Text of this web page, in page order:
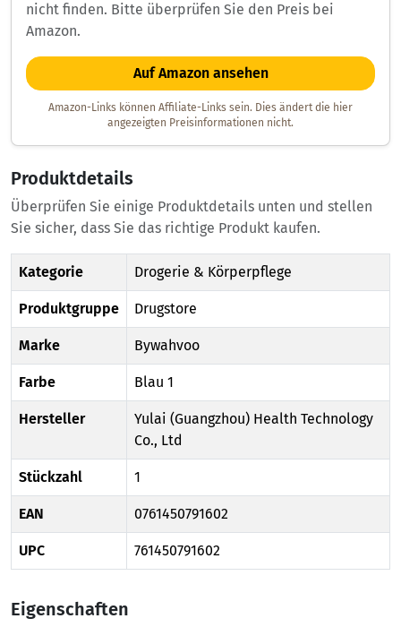
nicht finden. Bitte überprüfen Sie den Preis bei
Amazon.
Auf Amazon ansehen
Amazon-Links können Affiliate-Links sein. Dies ändert die hier
angezeigten Preisinformationen nicht.
Produktdetails
Überprüfen Sie einige Produktdetails unten und stellen
Sie sicher, dass Sie das richtige Produkt kaufen.
Kategorie Drogerie & Körperpflege
Produktgruppe Drugstore
Marke Bywahvoo
Farbe Blau 1
Hersteller
Yulai (Guangzhou) Health Technology
Co., Ltd
Stückzahl 1
EAN 0761450791602
UPC 761450791602
Eigenschaften